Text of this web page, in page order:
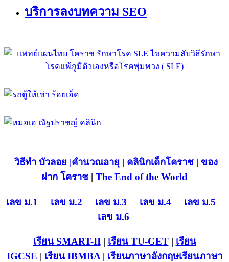
บริการลงบทความ SEO
วิธีทำ บัวลอย |คำนวณอายุ | คลินิกเด็กโคราช| ของ
ฝาก โคราช | The End of the World
เลข ม.1 เลข ม.2 เลข ม.3 เลข ม.4
เลข ม.5
เลข ม.6
เรียน SMART-II| เรียน TU-GET| เรียน
IGCSE | เรียน IBMBA | เรียนภาษาอังกฤษเรียนภาษา